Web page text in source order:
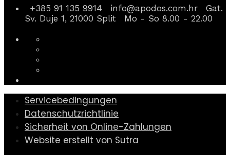
+385 91 135 9914 info@apodos.com.hr
Gat.
Sv. Duje 1, 21000 Split
Mo - So 8.00 - 22.00
Servicebedingungen
Datenschutzrichtlinie
Sicherheit von Online-Zahlungen
Website erstellt von Sutra